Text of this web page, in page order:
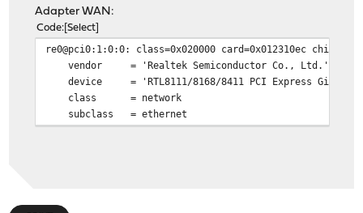
Adapter WAN:
Code Select
re0@pci0:1:0:0:
class=0x020000 card=0x012310ec
vendor = 'Realtek Semiconductor Co., Ltd.'
device = 'RTL8111/8168/8411 PCI Express Gigabit
class = network
subclass = ethernet